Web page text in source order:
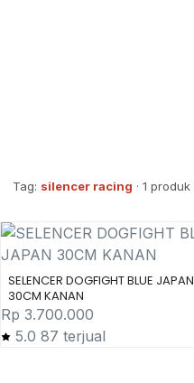
Tag: silencer racing · 1 produk
SELENCER DOGFIGHT BLUE JAPAN
30CM KANAN
Rp 3.700.000
5.0 87 terjual